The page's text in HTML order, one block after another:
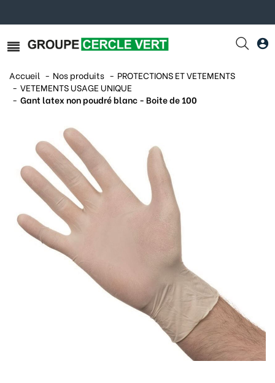
Accueil Nos produits
PROTECTIONS ET VETEMENTS
VETEMENTS USAGE UNIQUE
Gant latex non poudré blanc - Boite de 100